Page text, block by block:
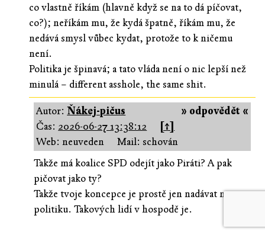
co vlastně říkám (hlavně když se na to dá píčovat,
co?); neříkám mu, že kydá špatně, říkám mu, že
nedává smysl vůbec kydat, protože to k ničemu
není.
Politika je špinavá; a tato vláda není o nic lepší než
minulá – different asshole, the same shit.
» odpovědět «
Autor:Ňákej-pičus
Čas: 2026-06-27 13:38:12
[↑]
Web: neuveden
Mail: schován
Takže má koalice SPD odejít jako Piráti? A pak
pičovat jako ty?
Takže tvoje koncepce je prostě jen nadávat na
politiku. Takových lidí v hospodě je.